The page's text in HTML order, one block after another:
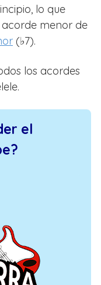
lo que
menor de
(♭7).
los acordes
el